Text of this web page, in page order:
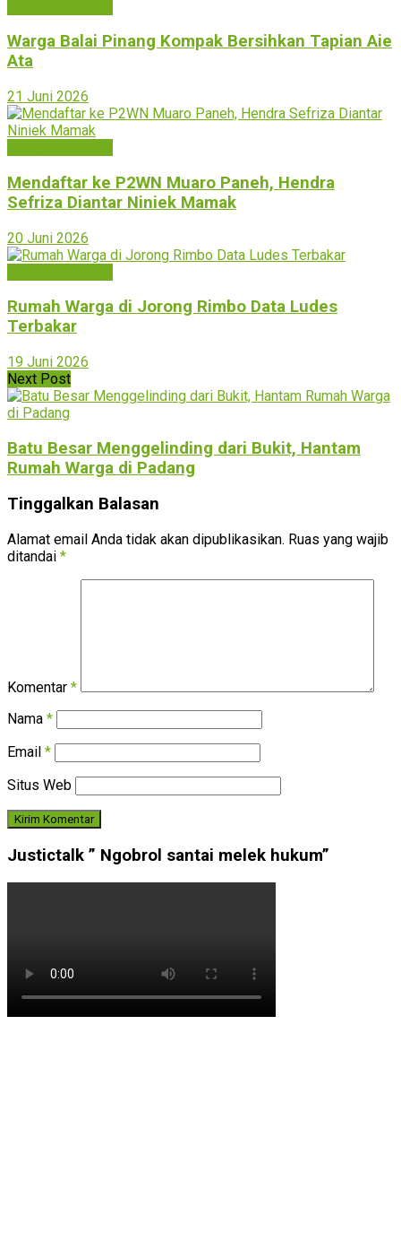
Warga Balai Pinang Kompak Bersihkan Tapian Aie
Ata
21 Juni 2026
Mendaftar ke P2WN Muaro Paneh, Hendra
Sefriza Diantar Niniek Mamak
20 Juni 2026
Rumah Warga di Jorong Rimbo Data Ludes
Terbakar
19 Juni 2026
Next Post
Batu Besar Menggelinding dari Bukit, Hantam
Rumah Warga di Padang
Tinggalkan Balasan
Alamat email Anda tidak akan dipublikasikan. Ruas yang wajib
ditandai *
Komentar *
Nama *
Email *
Situs Web
Justictalk ” Ngobrol santai melek hukum”